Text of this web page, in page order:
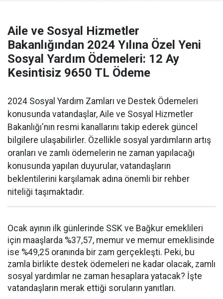
Aile ve Sosyal Hizmetler
Bakanlığından 2024 Yılına Özel Yeni
Sosyal Yardım Ödemeleri: 12 Ay
Kesintisiz 9650 TL Ödeme
2024 Sosyal Yardım Zamları ve Destek Ödemeleri
konusunda vatandaşlar, Aile ve Sosyal Hizmetler
Bakanlığı'nın resmi kanallarını takip ederek güncel
bilgilere ulaşabilirler. Özellikle sosyal yardımların artış
oranları ve zamlı ödemelerin ne zaman yapılacağı
konusunda yapılan duyurular, vatandaşların
beklentilerini karşılamak adına önemli bir rehber
niteliği taşımaktadır.
Ocak ayının ilk günlerinde SSK ve Bağkur emeklileri
için maaşlarda %37,57, memur ve memur emeklisinde
ise %49,25 oranında bir zam gerçekleşti. Peki, bu
zamla birlikte destek ödemeleri ne kadar olacak, zamlı
sosyal yardımlar ne zaman hesaplara yatacak? İşte
vatandaşların merak ettiği soruların yanıtları.